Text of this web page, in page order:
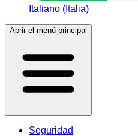
Italiano (Italia)
Abrir el menú principal
Seguridad